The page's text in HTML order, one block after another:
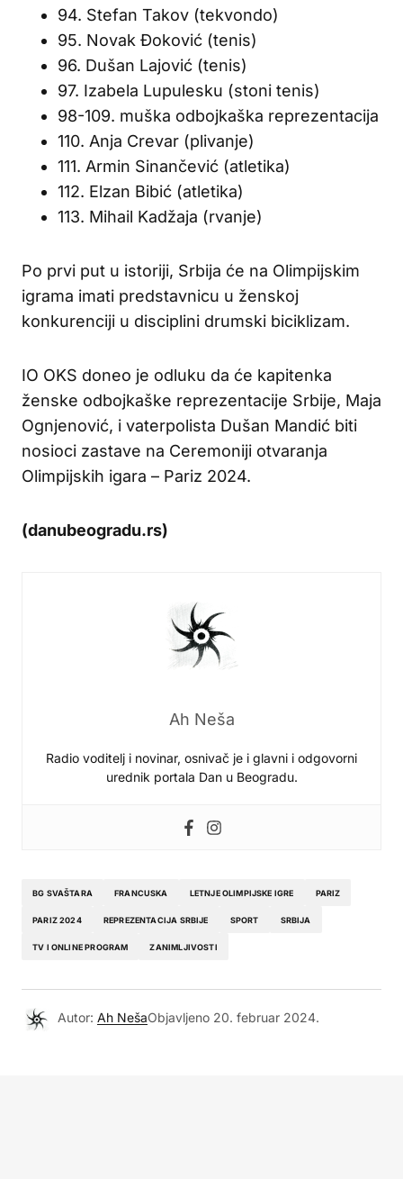
94. Stefan Takov (tekvondo)
95. Novak Đoković (tenis)
96. Dušan Lajović (tenis)
97. Izabela Lupulesku (stoni tenis)
98-109. muška odbojkaška reprezentacija
110. Anja Crevar (plivanje)
111. Armin Sinančević (atletika)
112. Elzan Bibić (atletika)
113. Mihail Kadžaja (rvanje)
Po prvi put u istoriji, Srbija će na Olimpijskim
igrama imati predstavnicu u ženskoj
konkurenciji u disciplini drumski biciklizam.
IO OKS doneo je odluku da će kapitenka
ženske odbojkaške reprezentacije Srbije, Maja
Ognjenović, i vaterpolista Dušan Mandić biti
nosioci zastave na Ceremoniji otvaranja
Olimpijskih igara – Pariz 2024.
(danubeogradu.rs)
Ah Neša
Radio voditelj i novinar, osnivač je i glavni i odgovorni
urednik portala Dan u Beogradu.
BG SVAŠTARA FRANCUSKA LETNJE OLIMPIJSKE IGRE PARIZ
PARIZ 2024 REPREZENTACIJA SRBIJE SPORT SRBIJA
TV I ONLINE PROGRAM ZANIMLJIVOSTI
Autor: Ah NešaObjavljeno 20. februar 2024.